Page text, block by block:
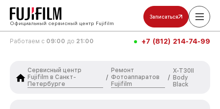
Официальный сервисный центр Fujifilm
Записаться
Работаем с 09:00 до 21:00 +7 (812) 214-74-99
Сервисный центр
Fujifilm в Санкт-
Петербурге
/
Ремонт
Фотоаппаратов
Fujifilm
/
X-T30II
Body
Black